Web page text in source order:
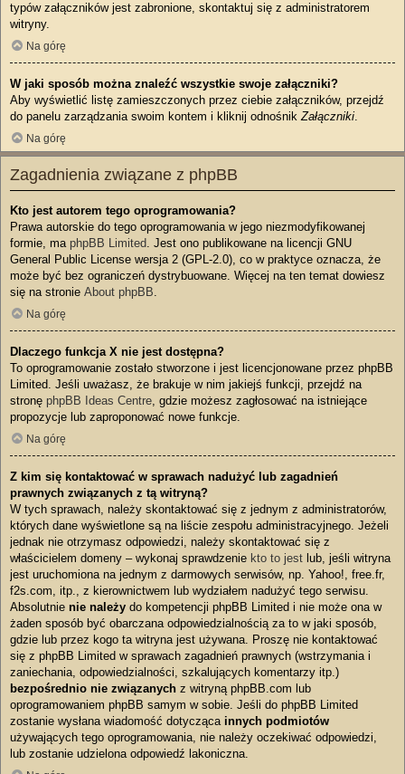
typów załączników jest zabronione, skontaktuj się z administratorem
witryny.
Na górę
W jaki sposób można znaleźć wszystkie swoje załączniki?
Aby wyświetlić listę zamieszczonych przez ciebie załączników, przejdź
do panelu zarządzania swoim kontem i kliknij odnośnikZałączniki.
Na górę
Zagadnienia związane z phpBB
Kto jest autorem tego oprogramowania?
Prawa autorskie do tego oprogramowania w jego niezmodyfikowanej
formie, ma phpBB Limited. Jest ono publikowane na licencji GNU
General Public License wersja 2 (GPL-2.0), co w praktyce oznacza, że
może być bez ograniczeń dystrybuowane. Więcej na ten temat dowiesz
się na stronie About phpBB.
Na górę
Dlaczego funkcja X nie jest dostępna?
To oprogramowanie zostało stworzone i jest licencjonowane przez phpBB
Limited. Jeśli uważasz, że brakuje w nim jakiejś funkcji, przejdź na
stronę phpBB Ideas Centre, gdzie możesz zagłosować na istniejące
propozycje lub zaproponować nowe funkcje.
Na górę
Z kim się kontaktować w sprawach nadużyć lub zagadnień
prawnych związanych z tą witryną?
W tych sprawach, należy skontaktować się z jednym z administratorów,
których dane wyświetlone są na liście zespołu administracyjnego. Jeżeli
jednak nie otrzymasz odpowiedzi, należy skontaktować się z
właścicielem domeny – wykonaj sprawdzenie kto to jest lub, jeśli witryna
jest uruchomiona na jednym z darmowych serwisów, np. Yahoo!, free.fr,
f2s.com, itp., z kierownictwem lub wydziałem nadużyć tego serwisu.
Absolutnie nie należy do kompetencji phpBB Limited i nie może ona w
żaden sposób być obarczana odpowiedzialnością za to w jaki sposób,
gdzie lub przez kogo ta witryna jest używana. Proszę nie kontaktować
się z phpBB Limited w sprawach zagadnień prawnych (wstrzymania i
zaniechania, odpowiedzialności, szkalujących komentarzy itp.)
bezpośrednio nie związanych z witryną phpBB.com lub
oprogramowaniem phpBB samym w sobie. Jeśli do phpBB Limited
zostanie wysłana wiadomość dotycząca innych podmiotów
używających tego oprogramowania, nie należy oczekiwać odpowiedzi,
lub zostanie udzielona odpowiedź lakoniczna.